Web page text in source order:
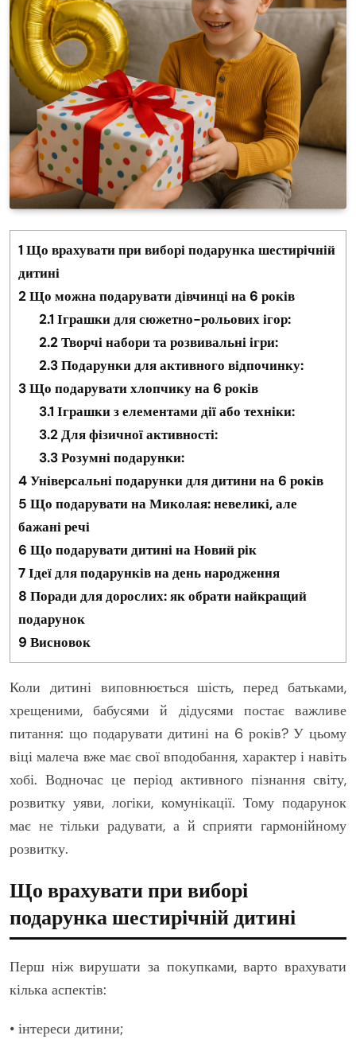
1 Що врахувати при виборі подарунка шестирічній
дитині
2Що можна подарувати дівчинці на 6 років
2.1 Іграшки для сюжетно-рольових ігор:
2.2Творчі набори та розвивальні ігри:
2.3Подарунки для активного відпочинку:
3Що подарувати хлопчику на 6 років
3.1 Іграшки з елементами дії або техніки:
3.2Для фізичної активності:
3.3Розумні подарунки:
4Універсальні подарунки для дитини на 6 років
5 Що подарувати на Миколая: невеликі, але
бажані речі
6 Що подарувати дитині на Новий рік
7Ідеї для подарунків на день народження
8 Поради для дорослих: як обрати найкращий
подарунок
9 Висновок
Коли дитині виповнюється шість, перед батьками,
хрещеними, бабусями й дідусями постає важливе
питання: що подарувати дитині на 6 років? У цьому
віці малеча вже має свої вподобання, характер і навіть
хобі. Водночас це період активного пізнання світу,
розвитку уяви, логіки, комунікації. Тому подарунок
має не тільки радувати, а й сприяти гармонійному
розвитку.
Що врахувати при виборі
подарунка шестирічній дитині
Перш ніж вирушати за покупками, варто врахувати
кілька аспектів:
• інтереси дитини;